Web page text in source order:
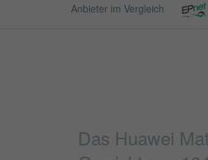
Anbieter im Vergleich
Das Huawei